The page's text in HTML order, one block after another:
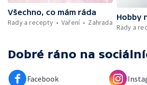
Všechno, co mám ráda
Rady a recepty
Vaření Zahrada
Hobby
Rady a
Dobré ráno na
Facebook